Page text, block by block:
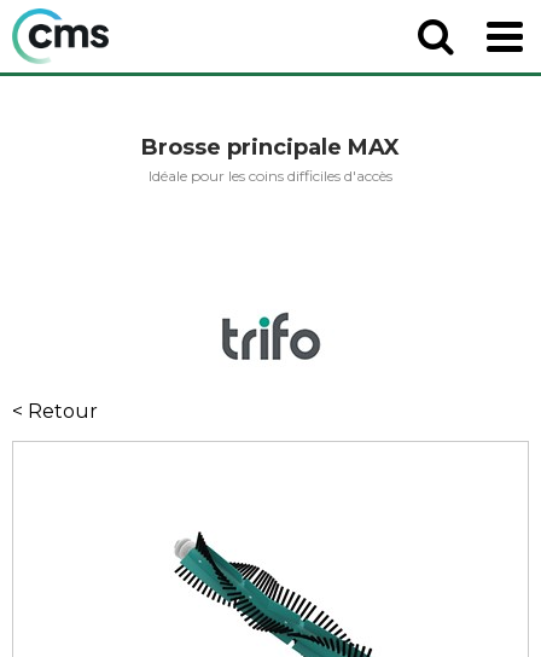
Brosse principale MAX
Idéale pour les coins difficiles d'accès
< Retour